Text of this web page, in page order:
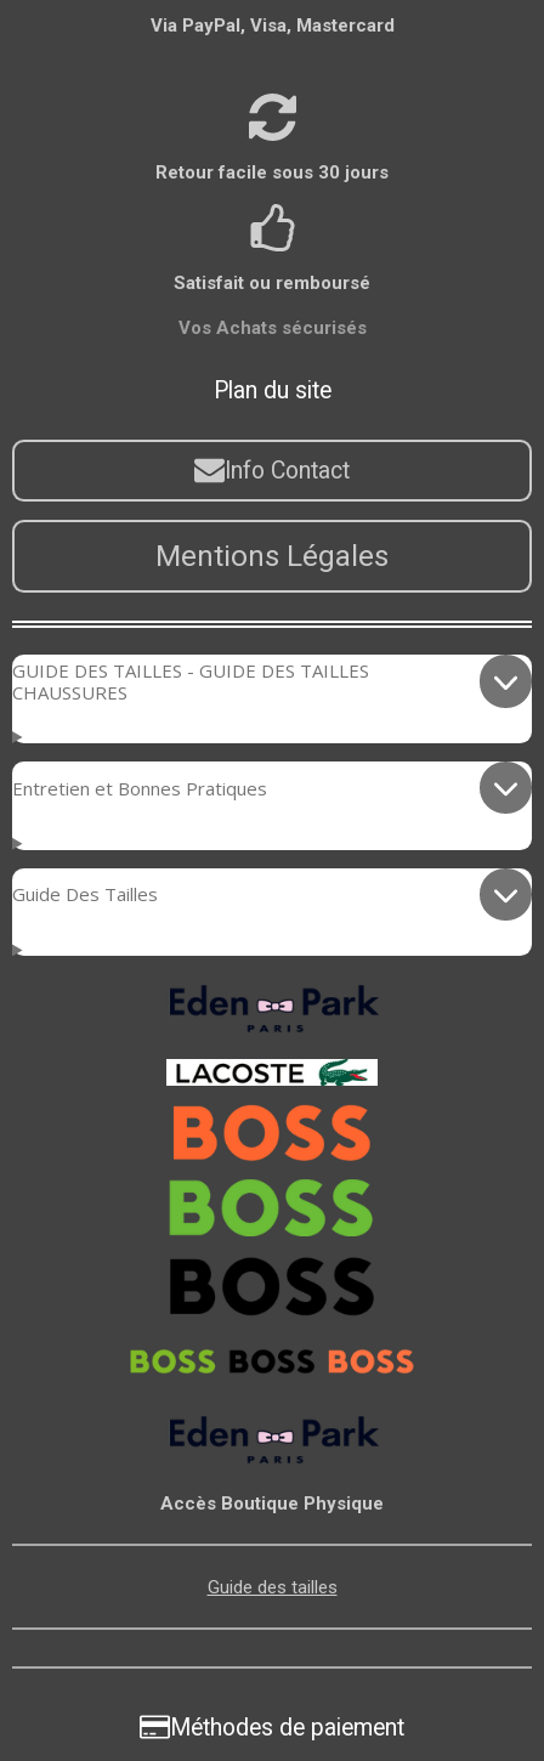
Via PayPal, Visa, Mastercard
Retour facile sous 30 jours
Satisfait ou remboursé
Vos Achats sécurisés
Plan du site
Info Contact
Mentions Légales
GUIDE DES TAILLES - GUIDE DES TAILLES
CHAUSSURES
Entretien et Bonnes Pratiques
Guide Des Tailles
Accès Boutique Physique
Guide des tailles
Méthodes de paiement